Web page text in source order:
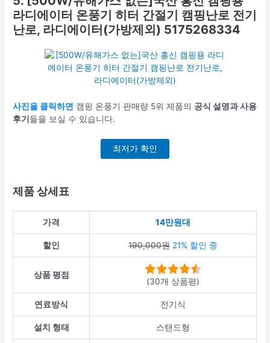
라디에이터 온풍기 히터 간절기 캠핑난로 전기
난로, 라디에이터(가방제외) 5175268334
사진을 클릭하면 캠핑 온풍기 판매량 5위 제품의 공식 설명과 사용
후기 들을 보실 수 있습니다.
최저가 확인
제품 상세표
가격 14만원대
할인 190,000원 21% 할인 중
상품 평점
(30개 상품평)
연료방식 전기식
설치 형태 스탠드형